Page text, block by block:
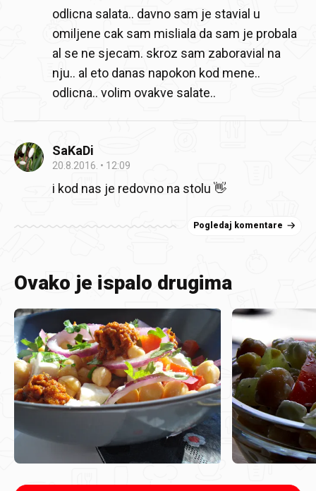
odlicna salata.. davno sam je stavial u
omiljene cak sam misliala da sam je probala
al se ne sjecam. skroz sam zaboravial na
nju.. al eto danas napokon kod mene..
odlicna.. volim ovakve salate..
SaKaDi
20.8.2016. 12:09
i kod nas je redovno na stolu 👋
Pogledaj komentare
Ovako je ispalo drugima